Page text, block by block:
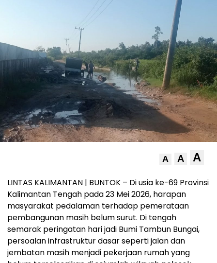
A A A
LINTAS KALIMANTAN | BUNTOK – Di usia ke-69 Provinsi
Kalimantan Tengah pada 23 Mei 2026, harapan
masyarakat pedalaman terhadap pemerataan
pembangunan masih belum surut. Di tengah
semarak peringatan hari jadi Bumi Tambun Bungai,
persoalan infrastruktur dasar seperti jalan dan
jembatan masih menjadi pekerjaan rumah yang